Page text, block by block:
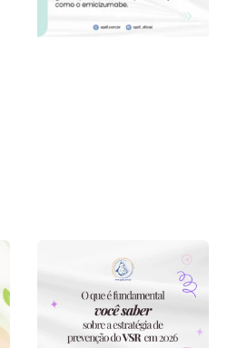
Conduzir a
Obesidade ao
Longo da
Infância e